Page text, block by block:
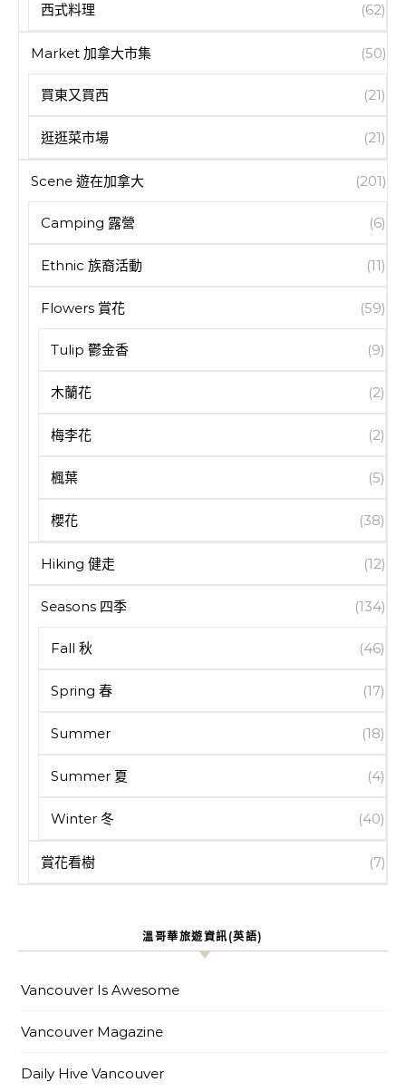
西式料理 (62)
Market 加拿大市集 (50)
買東又買西 (21)
逛逛菜市場 (21)
Scene 遊在加拿大 (201)
Camping 露營 (6)
Ethnic 族裔活動 (11)
Flowers 賞花 (59)
Tulip 鬱金香 (9)
木蘭花 (2)
梅李花 (2)
楓葉 (5)
櫻花 (38)
Hiking 健走 (12)
Seasons 四季 (134)
Fall 秋 (46)
Spring 春 (17)
Summer (18)
Summer 夏 (4)
Winter 冬 (40)
賞花看樹 (7)
溫哥華旅遊資訊(英語)
Vancouver Is Awesome
Vancouver Magazine
Daily Hive Vancouver